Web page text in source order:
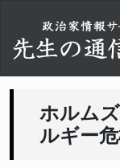
ホルム
ルギー